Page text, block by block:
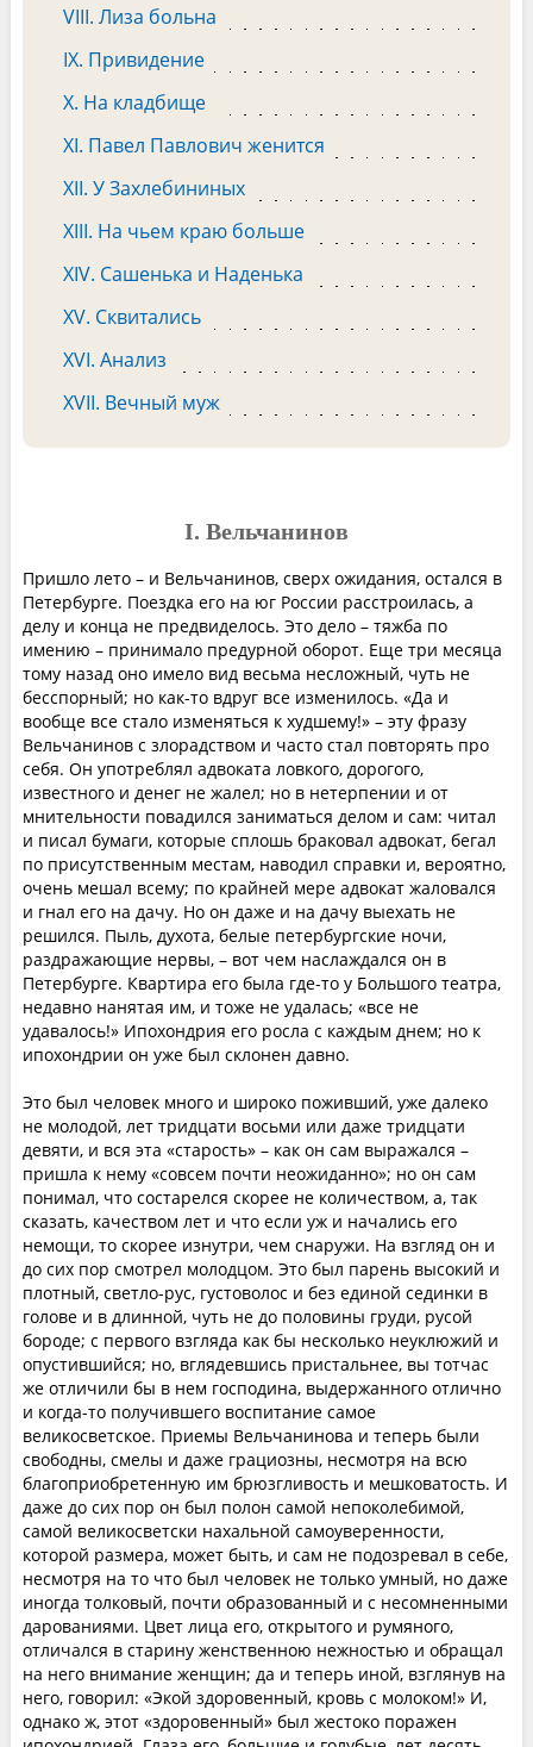
VIII. Лиза больна
IX. Привидение
X. На кладбище
XI. Павел Павлович женится
XII. У Захлебининых
XIII. На чьем краю больше
XIV. Сашенька и Наденька
XV. Сквитались
XVI. Анализ
XVII. Вечный муж
I. Вельчанинов
Пришло лето – и Вельчанинов, сверх ожидания, остался в
Петербурге. Поездка его на юг России расстроилась, а
делу и конца не предвиделось. Это дело – тяжба по
имению – принимало предурной оборот. Еще три месяца
тому назад оно имело вид весьма несложный, чуть не
бесспорный; но как-то вдруг все изменилось. «Да и
вообще все стало изменяться к худшему!» – эту фразу
Вельчанинов с злорадством и часто стал повторять про
себя. Он употреблял адвоката ловкого, дорогого,
известного и денег не жалел; но в нетерпении и от
мнительности повадился заниматься делом и сам: читал
и писал бумаги, которые сплошь браковал адвокат, бегал
по присутственным местам, наводил справки и, вероятно,
очень мешал всему; по крайней мере адвокат жаловался
и гнал его на дачу. Но он даже и на дачу выехать не
решился. Пыль, духота, белые петербургские ночи,
раздражающие нервы, – вот чем наслаждался он в
Петербурге. Квартира его была где-то у Большого театра,
недавно нанятая им, и тоже не удалась; «все не
удавалось!» Ипохондрия его росла с каждым днем; но к
ипохондрии он уже был склонен давно.
Это был человек много и широко поживший, уже далеко
не молодой, лет тридцати восьми или даже тридцати
девяти, и вся эта «старость» – как он сам выражался –
пришла к нему «совсем почти неожиданно»; но он сам
понимал, что состарелся скорее не количеством, а, так
сказать, качеством лет и что если уж и начались его
немощи, то скорее изнутри, чем снаружи. На взгляд он и
до сих пор смотрел молодцом. Это был парень высокий и
плотный, светло-рус, густоволос и без единой сединки в
голове и в длинной, чуть не до половины груди, русой
бороде; с первого взгляда как бы несколько неуклюжий и
опустившийся; но, вглядевшись пристальнее, вы тотчас
же отличили бы в нем господина, выдержанного отлично
и когда-то получившего воспитание самое
великосветское. Приемы Вельчанинова и теперь были
свободны, смелы и даже грациозны, несмотря на всю
благоприобретенную им брюзгливость и мешковатость. И
даже до сих пор он был полон самой непоколебимой,
самой великосветски нахальной самоуверенности,
которой размера, может быть, и сам не подозревал в себе,
несмотря на то что был человек не только умный, но даже
иногда толковый, почти образованный и с несомненными
дарованиями. Цвет лица его, открытого и румяного,
отличался в старину женственною нежностью и обращал
на него внимание женщин; да и теперь иной, взглянув на
него, говорил: «Экой здоровенный, кровь с молоком!» И,
однако ж, этот «здоровенный» был жестоко поражен